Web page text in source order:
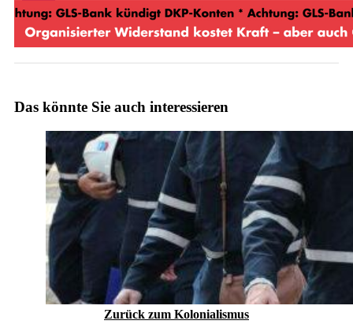
Das könnte Sie auch interessieren
Zurück zum Kolonialismus